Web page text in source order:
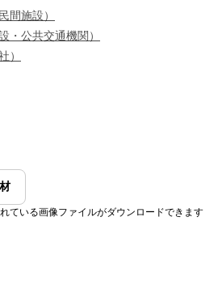
間施設 ）
・公共交通機関 ）
）
ている画像ファイルがダウンロードできます